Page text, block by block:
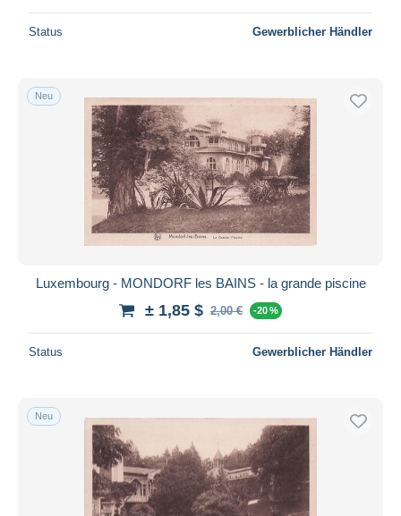
Status Gewerblicher Händler
Neu
Luxembourg - MONDORF les BAINS - la grande piscine
± 1,85 $ 2,00 € -20 %
Status Gewerblicher Händler
Neu